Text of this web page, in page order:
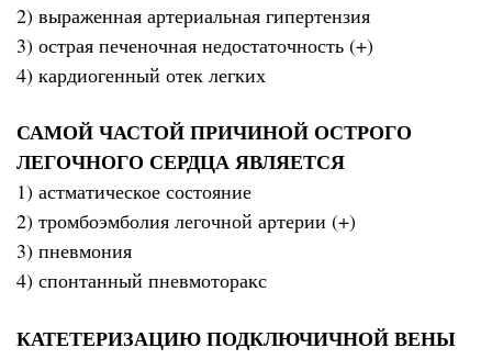
2) выраженная артериальная гипертензия
3) острая печеночная недостаточность (+)
4) кардиогенный отек легких
САМОЙ ЧАСТОЙ ПРИЧИНОЙ ОСТРОГО
ЛЕГОЧНОГО СЕРДЦА ЯВЛЯЕТСЯ
1) астматическое состояние
2) тромбоэмболия легочной артерии (+)
3) пневмония
4) спонтанный пневмоторакс
КАТЕТЕРИЗАЦИЮ ПОДКЛЮЧИЧНОЙ ВЕНЫ